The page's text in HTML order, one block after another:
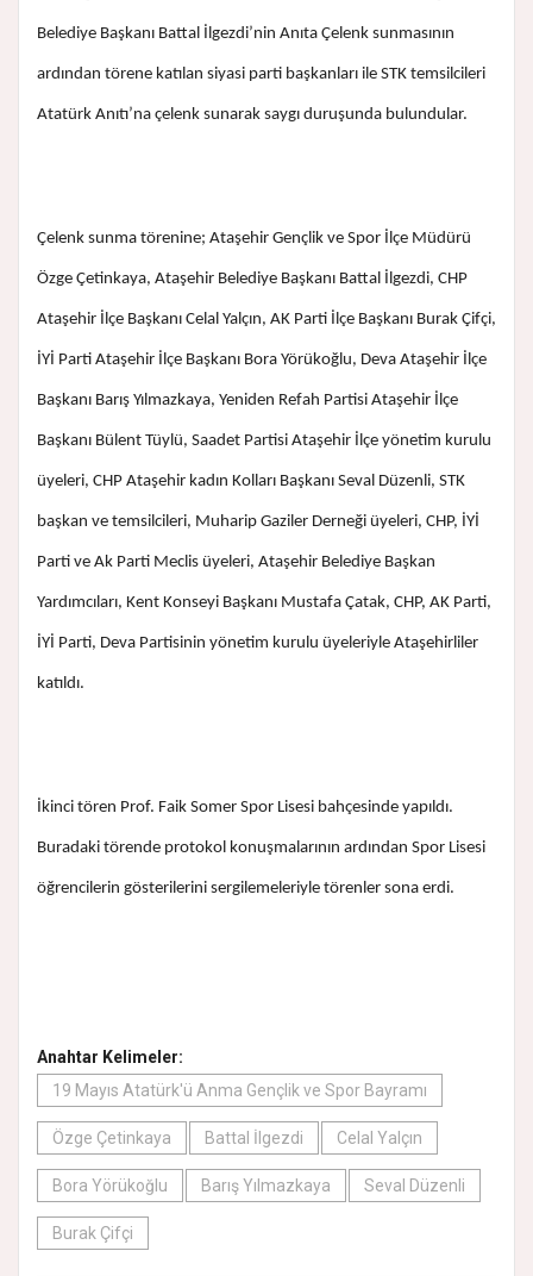
Belediye Başkanı Battal İlgezdi’nin Anıta Çelenk sunmasının
ardından törene katılan siyasi parti başkanları ile STK temsilcileri
Atatürk Anıtı’na çelenk sunarak saygı duruşunda bulundular.
Çelenk sunma törenine; Ataşehir Gençlik ve Spor İlçe Müdürü
Özge Çetinkaya, Ataşehir Belediye Başkanı Battal İlgezdi, CHP
Ataşehir İlçe Başkanı Celal Yalçın, AK Parti İlçe Başkanı Burak Çifçi,
İYİ Parti Ataşehir İlçe Başkanı Bora Yörükoğlu, Deva Ataşehir İlçe
Başkanı Barış Yılmazkaya, Yeniden Refah Partisi Ataşehir İlçe
Başkanı Bülent Tüylü, Saadet Partisi Ataşehir İlçe yönetim kurulu
üyeleri, CHP Ataşehir kadın Kolları Başkanı Seval Düzenli, STK
başkan ve temsilcileri, Muharip Gaziler Derneği üyeleri, CHP, İYİ
Parti ve Ak Parti Meclis üyeleri, Ataşehir Belediye Başkan
Yardımcıları, Kent Konseyi Başkanı Mustafa Çatak, CHP, AK Parti,
İYİ Parti, Deva Partisinin yönetim kurulu üyeleriyle Ataşehirliler
katıldı.
İkinci tören Prof. Faik Somer Spor Lisesi bahçesinde yapıldı.
Buradaki törende protokol konuşmalarının ardından Spor Lisesi
öğrencilerin gösterilerini sergilemeleriyle törenler sona erdi.
Anahtar Kelimeler:
19 Mayıs Atatürk'ü Anma Gençlik ve Spor Bayramı
Özge Çetinkaya Battal İlgezdi Celal Yalçın
Bora Yörükoğlu Barış Yılmazkaya Seval Düzenli
Burak Çifçi